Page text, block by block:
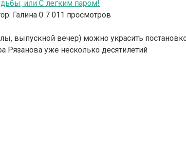
или С легким паром!
Галина 0 7 011 просмотров
выпускной вечер) можно украсить
уже несколько десятилетий